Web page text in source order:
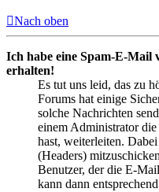
Nach oben
Ich habe eine Spam-E-Mail
erhalten!
Es tut uns leid, das zu
Forums hat einige
solche Nachrichten
einem Administrator
hast, weiterleiten.
(Headers)
Benutzer, der die E-
kann dann